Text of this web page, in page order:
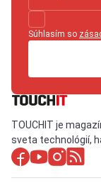
Súhlasím so
TOUCHIT je
sveta technológií,